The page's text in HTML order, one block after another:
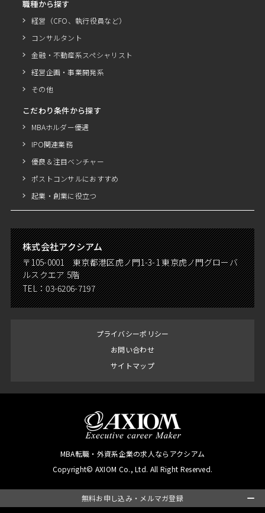
無料お申し込み・メルマガ登録
職種から探す
経営（CFO、執行役員など）
コンサルタント
金融・不動産系スペシャリスト
経営企画・事業開発系
その他
こだわり条件から探す
MBAホルダー優遇
IPO関連業務
優良＆注目ベンチャー
ポストコンサルにおすすめ
起業・創業に役立つ
株式会社アクシアム
〒105-0001 東京都港区虎ノ門1-3-1 東京虎ノ門グローバ
ルスクエア 5階
TEL：03-6206-7197
プライバシーポリシー
お問い合わせ
サイトマップ
MBA転職・外資系企業の求人ならアクシアム
Copyright© AXIOM Co., Ltd. All Right Reserved.